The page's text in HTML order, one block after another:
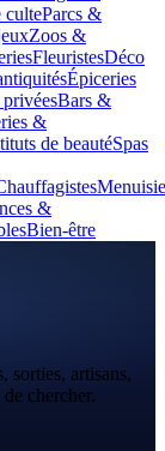
culteParcs &
Zoos &
FleuristesDéco
Épiceries
Bars &
&
de beautéSpas
&
Bien-être
artisans,
chercher.